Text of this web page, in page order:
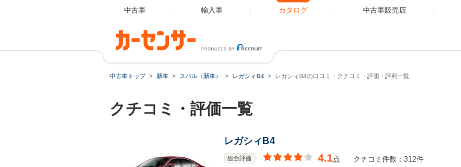
中古車 輸入車 カタログ 中古車販売店
中古車トップ 新車 スバル（新車） レガシィB4 レガシィB4の口コミ・クチコミ・評価・評判一覧
クチコミ・評価一覧
レガシィB4
総合評価 4.1点
クチコミ件数：312件